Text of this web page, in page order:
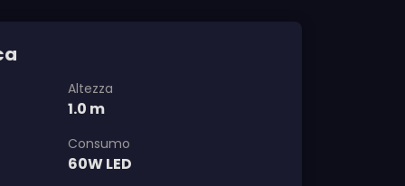
Altezza
1.0 m
Consumo
60W LED